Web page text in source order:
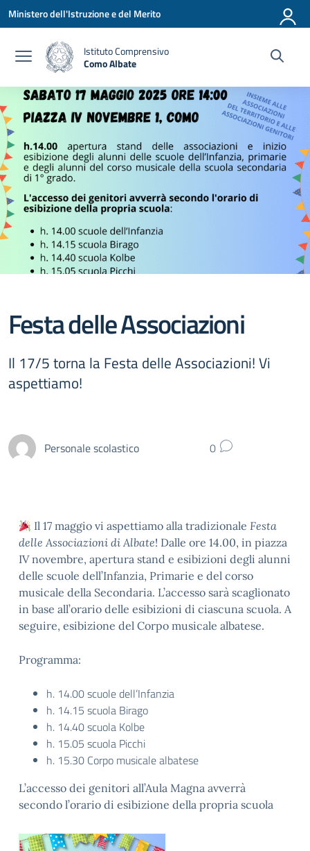
Vai ai contenuti
Vai al menu di navigazione
Vai al footer
Ministero dell'Istruzione e del Merito
Istituto Comprensivo
Como Albate
Festa delle Associazioni
Il 17/5 torna la Festa delle Associazioni! Vi
aspettiamo!
Personale scolastico 0
Il 17 maggio vi aspettiamo alla tradizionaleFesta
delle Associazioni di Albate! Dalle ore 14.00, in piazza
IV novembre, apertura stand e esibizioni degli alunni
delle scuole dell’Infanzia, Primarie e del corso
musicale della Secondaria. L’accesso sarà scaglionato
in base all’orario delle esibizioni di ciascuna scuola. A
seguire, esibizione del Corpo musicale albatese.
Programma:
h. 14.00 scuole dell’Infanzia
h. 14.15 scuola Birago
h. 14.40 scuola Kolbe
h. 15.05 scuola Picchi
h. 15.30 Corpo musicale albatese
L’accesso dei genitori all’Aula Magna avverrà
secondo l’orario di esibizione della propria scuola